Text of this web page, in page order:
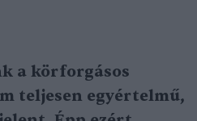
a körforgásos
teljesen egyértelmű,